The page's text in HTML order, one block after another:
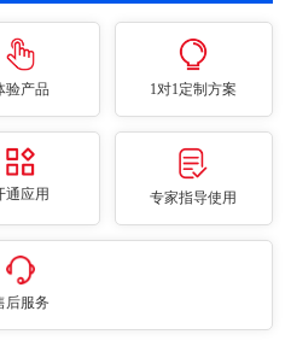
验产品 1对1定制方案
通应用 专家指导使用
后服务